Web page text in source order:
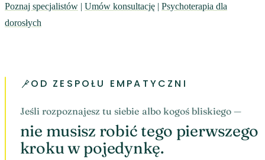
Poznaj specjalistów | Umów konsultację | Psychoterapia dla
dorosłych
OD ZESPOŁU EMPATYCZNI
Jeśli rozpoznajesz tu siebie albo kogoś bliskiego —
nie musisz robić tego pierwszego
kroku w pojedynkę.